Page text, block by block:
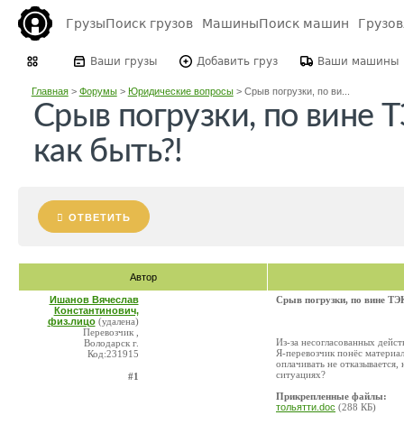
ГрузыПоиск грузов МашиныПоиск машин
Ваши грузы Добавить груз Ваши машины
Главная> Форумы> Юридические вопросы> Срыв погрузки, по ви...
Срыв погрузки, по вине
как быть?!
ОТВЕТИТЬ
Автор
Ишанов Вячеслав
Константинович,
физ.лицо (удалена)
Перевозчик ,
Володарск г.
Код:231915
#1
Срыв погрузки, по вине
Из-за несогласованных
Я-перевозчик понёс
оплачивать не
ситуациях?
Прикрепленные файлы:
тольятти.doc (288 КБ)